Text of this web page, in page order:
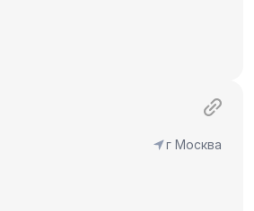
г Москва